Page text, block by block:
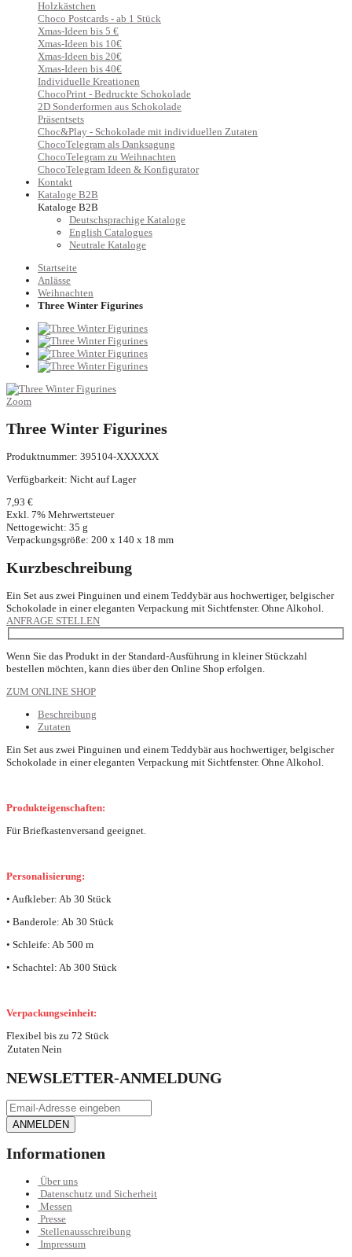
Holzkästchen
Choco Postcards - ab 1 Stück
Xmas-Ideen bis 5 €
Xmas-Ideen bis 10€
Xmas-Ideen bis 20€
Xmas-Ideen bis 40€
Individuelle Kreationen
ChocoPrint - Bedruckte Schokolade
2D Sonderformen aus Schokolade
Präsentsets
Choc&Play - Schokolade mit individuellen Zutaten
ChocoTelegram als Danksagung
ChocoTelegram zu Weihnachten
ChocoTelegram Ideen & Konfigurator
Kontakt
Kataloge B2B
Kataloge B2B
Deutschsprachige Kataloge
English Catalogues
Neutrale Kataloge
Startseite
Anlässe
Weihnachten
Three Winter Figurines
Zoom
Three Winter Figurines
Produktnummer: 395104-XXXXXX
Verfügbarkeit: Nicht auf Lager
7,93 €
Exkl. 7% Mehrwertsteuer
Nettogewicht: 35 g
Verpackungsgröße: 200 x 140 x 18 mm
Kurzbeschreibung
Ein Set aus zwei Pinguinen und einem Teddybär aus hochwertiger, belgischer
Schokolade in einer eleganten Verpackung mit Sichtfenster. Ohne Alkohol.
ANFRAGE STELLEN
Wenn Sie das Produkt in der Standard-Ausführung in kleiner Stückzahl
bestellen möchten, kann dies über den Online Shop erfolgen.
ZUM ONLINE SHOP
Beschreibung
Zutaten
Ein Set aus zwei Pinguinen und einem Teddybär aus hochwertiger, belgischer
Schokolade in einer eleganten Verpackung mit Sichtfenster. Ohne Alkohol.
Produkteigenschaften:
Für Briefkastenversand geeignet.
Personalisierung:
• Aufkleber: Ab 30 Stück
• Banderole: Ab 30 Stück
• Schleife: Ab 500 m
• Schachtel: Ab 300 Stück
Verpackungseinheit:
Flexibel bis zu 72 Stück
ZutatenNein
NEWSLETTER-ANMELDUNG
ANMELDEN
Informationen
Über uns
Datenschutz und Sicherheit
Messen
Presse
Stellenausschreibung
Impressum